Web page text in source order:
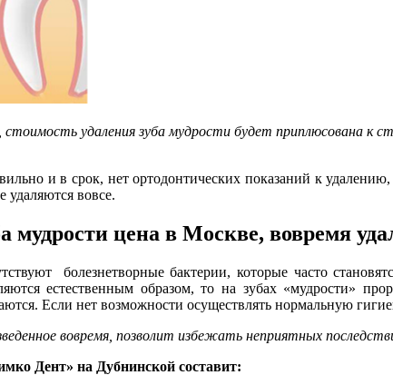
удаления зуба мудрости будет приплюсована к
и в срок, нет ортодонтических показаний к
удаляются вовсе.
мудрости цена в Москве, вовремя
болезнетворные бактерии, которые часто
естественным образом, то на зубах «мудрости»
Если нет возможности осуществлять нормальную
вовремя, позволит избежать неприятных
Дент» на Дубнинской составит: